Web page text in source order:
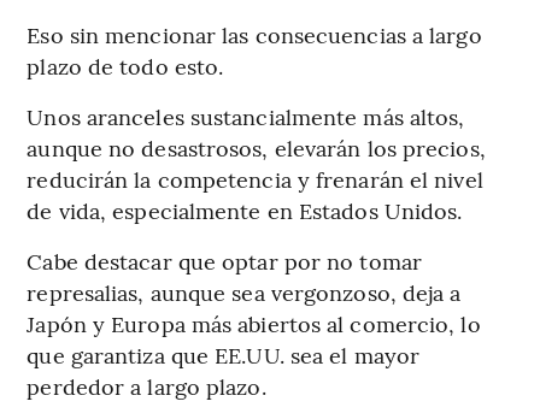
Eso sin mencionar las consecuencias a largo
plazo de todo esto.
Unos aranceles sustancialmente más altos,
aunque no desastrosos, elevarán los precios,
reducirán la competencia y frenarán el nivel
de vida, especialmente en Estados Unidos.
Cabe destacar que optar por no tomar
represalias, aunque sea vergonzoso, deja a
Japón y Europa más abiertos al comercio, lo
que garantiza que EE.UU. sea el mayor
perdedor a largo plazo.